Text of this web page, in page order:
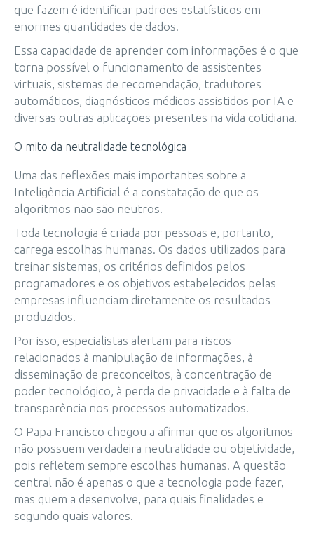
que fazem é identificar padrões estatísticos em
enormes quantidades de dados.
Essa capacidade de aprender com informações é o que
torna possível o funcionamento de assistentes
virtuais, sistemas de recomendação, tradutores
automáticos, diagnósticos médicos assistidos por IA e
diversas outras aplicações presentes na vida cotidiana.
O mito da neutralidade tecnológica
Uma das reflexões mais importantes sobre a
Inteligência Artificial é a constatação de que os
algoritmos não são neutros.
Toda tecnologia é criada por pessoas e, portanto,
carrega escolhas humanas. Os dados utilizados para
treinar sistemas, os critérios definidos pelos
programadores e os objetivos estabelecidos pelas
empresas influenciam diretamente os resultados
produzidos.
Por isso, especialistas alertam para riscos
relacionados à manipulação de informações, à
disseminação de preconceitos, à concentração de
poder tecnológico, à perda de privacidade e à falta de
transparência nos processos automatizados.
O Papa Francisco chegou a afirmar que os algoritmos
não possuem verdadeira neutralidade ou objetividade,
pois refletem sempre escolhas humanas. A questão
central não é apenas o que a tecnologia pode fazer,
mas quem a desenvolve, para quais finalidades e
segundo quais valores.